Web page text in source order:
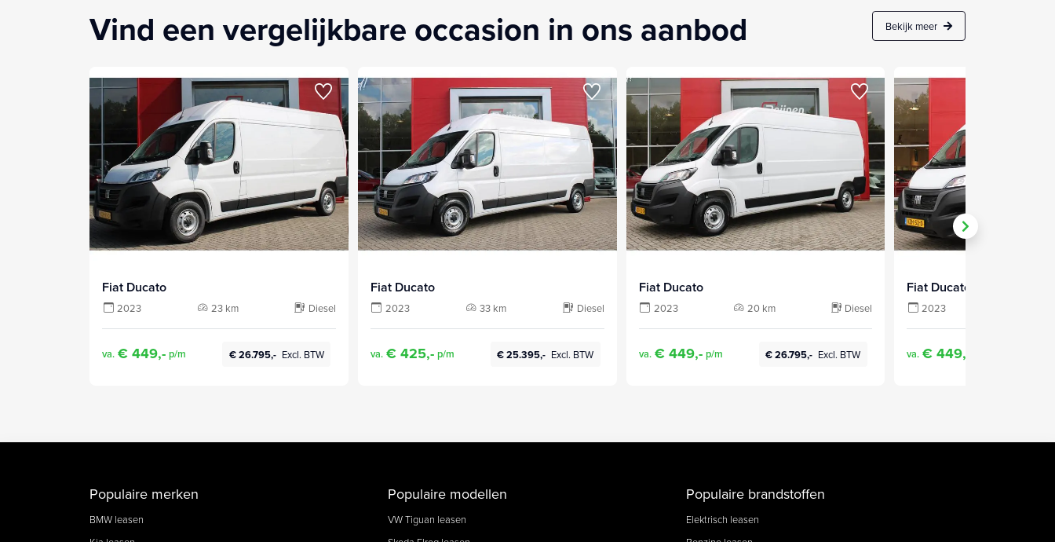
Vind een vergelijkbare occasion in ons aanbod Bekijk meer
Fiat Ducato
2023 23 km Diesel
va. € 449,- p/m € 26.795,- Excl. BTW
Fiat Ducato
2023 33 km Diesel
va. € 425,- p/m € 25.395,- Excl. BTW
Fiat Ducato
2023 20 km Diesel
va. € 449,- p/m € 26.795,- Excl. BTW
Fiat Ducato
2023
va. € 449,-
Populaire merken
BMW leasen
Populaire modellen
VW Tiguan leasen
Populaire brandstoffen
Elektrisch leasen